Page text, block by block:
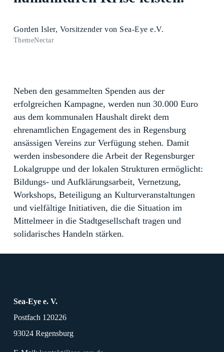
Gorden Isler, Vorsitzender von Sea-Eye e.V.
ThemeNectar
Neben den gesammelten Spenden aus der
erfolgreichen Kampagne, werden nun 30.000 Euro
aus dem kommunalen Haushalt direkt dem
ehrenamtlichen Engagement des in Regensburg
ansässigen Vereins zur Verfügung stehen. Damit
werden insbesondere die Arbeit der Regensburger
Lokalgruppe und der lokalen Strukturen ermöglicht:
Bildungs- und Aufklärungsarbeit, Vernetzung,
Workshops, Beteiligung an Kulturveranstaltungen
und vielfältige Initiativen, die die Situation im
Mittelmeer in die Stadtgesellschaft tragen und
solidarisches Handeln stärken.
Sea-Eye e. V.
Postfach 120226
93024 Regensburg